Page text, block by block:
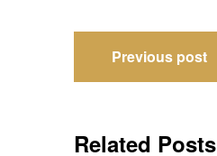
章
导
Previous post
Related Posts